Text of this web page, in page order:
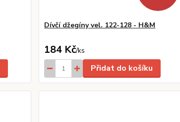
Dívčí džegíny vel. 122-128 - H&M
184 Kč/ks
Přidat do košíku